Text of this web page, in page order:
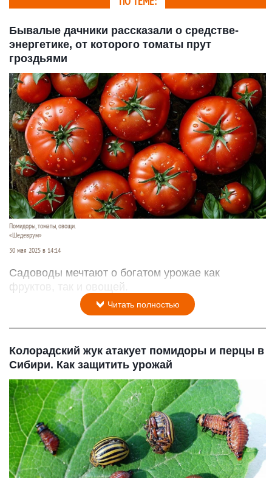
Бывалые дачники рассказали о средстве-
энергетике, от которого томаты прут
гроздьями
Помидоры, томаты, овощи.
«Шедеврум»
30 мая 2025 в 14:14
Садоводы мечтают о богатом урожае как
фруктов, так и овощей.
Читать полностью
Колорадский жук атакует помидоры и перцы в
Сибири. Как защитить урожай